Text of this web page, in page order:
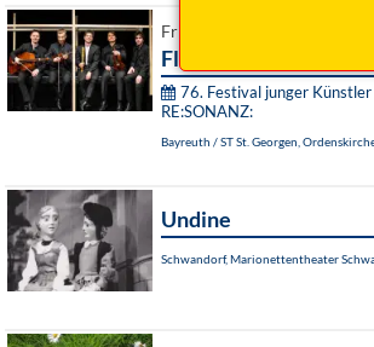
Fr 07. August 2026 19:00 Uhr
Flora Inkognita
76. Festival junger
RE:SONANZ:
Bayreuth / ST St. Georgen,
Undine
Schwandorf, Marionettentheater